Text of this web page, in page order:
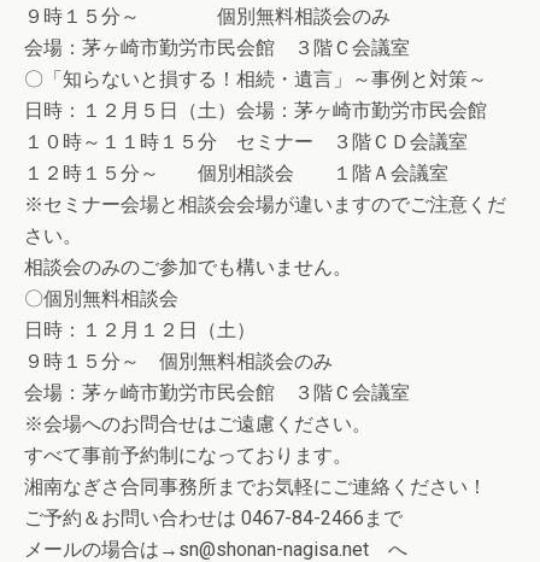
９時１５分～ 個別無料相談会のみ
会場：茅ヶ崎市勤労市民会館 ３階Ｃ会議室
〇「知らないと損する！相続・遺言」～事例と対策～
日時：１２月５日（土）会場：茅ヶ崎市勤労市民会館
１０時～１１時１５分 セミナー ３階ＣＤ会議室
１２時１５分～ 個別相談会 １階Ａ会議室
※セミナー会場と相談会会場が違いますのでご注意くだ
さい。
相談会のみのご参加でも構いません。
〇個別無料相談会
日時：１２月１２日（土）
９時１５分～ 個別無料相談会のみ
会場：茅ヶ崎市勤労市民会館 ３階Ｃ会議室
※会場へのお問合せはご遠慮ください。
すべて事前予約制になっております。
湘南なぎさ合同事務所までお気軽にご連絡ください！
ご予約＆お問い合わせは 0467-84-2466まで
メールの場合は→sn@shonan-nagisa.net へ